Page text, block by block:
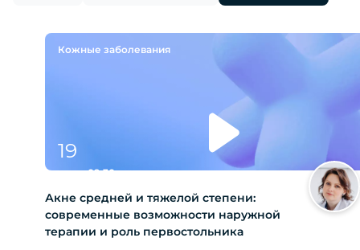
Кожные заболевания
19
маявт09:30 мск
Акне средней и тяжелой степени:
современные возможности наружной
терапии и роль первостольника